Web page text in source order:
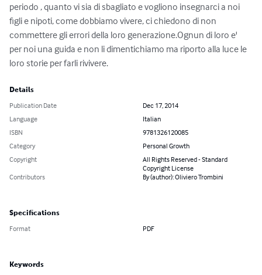
periodo , quanto vi sia di sbagliato e vogliono insegnarci a noi
figli e nipoti, come dobbiamo vivere, ci chiedono di non
commettere gli errori della loro generazione.Ognun di loro e'
per noi una guida e non li dimentichiamo ma riporto alla luce le
loro storie per farli rivivere.
Details
Publication Date
Dec 17, 2014
Language
Italian
ISBN
9781326120085
Category
Personal Growth
Copyright
All Rights Reserved - Standard
Copyright License
Contributors
By (author): Oliviero Trombini
Specifications
Format PDF
Keywords